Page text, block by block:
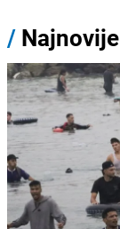
/ Najnovije